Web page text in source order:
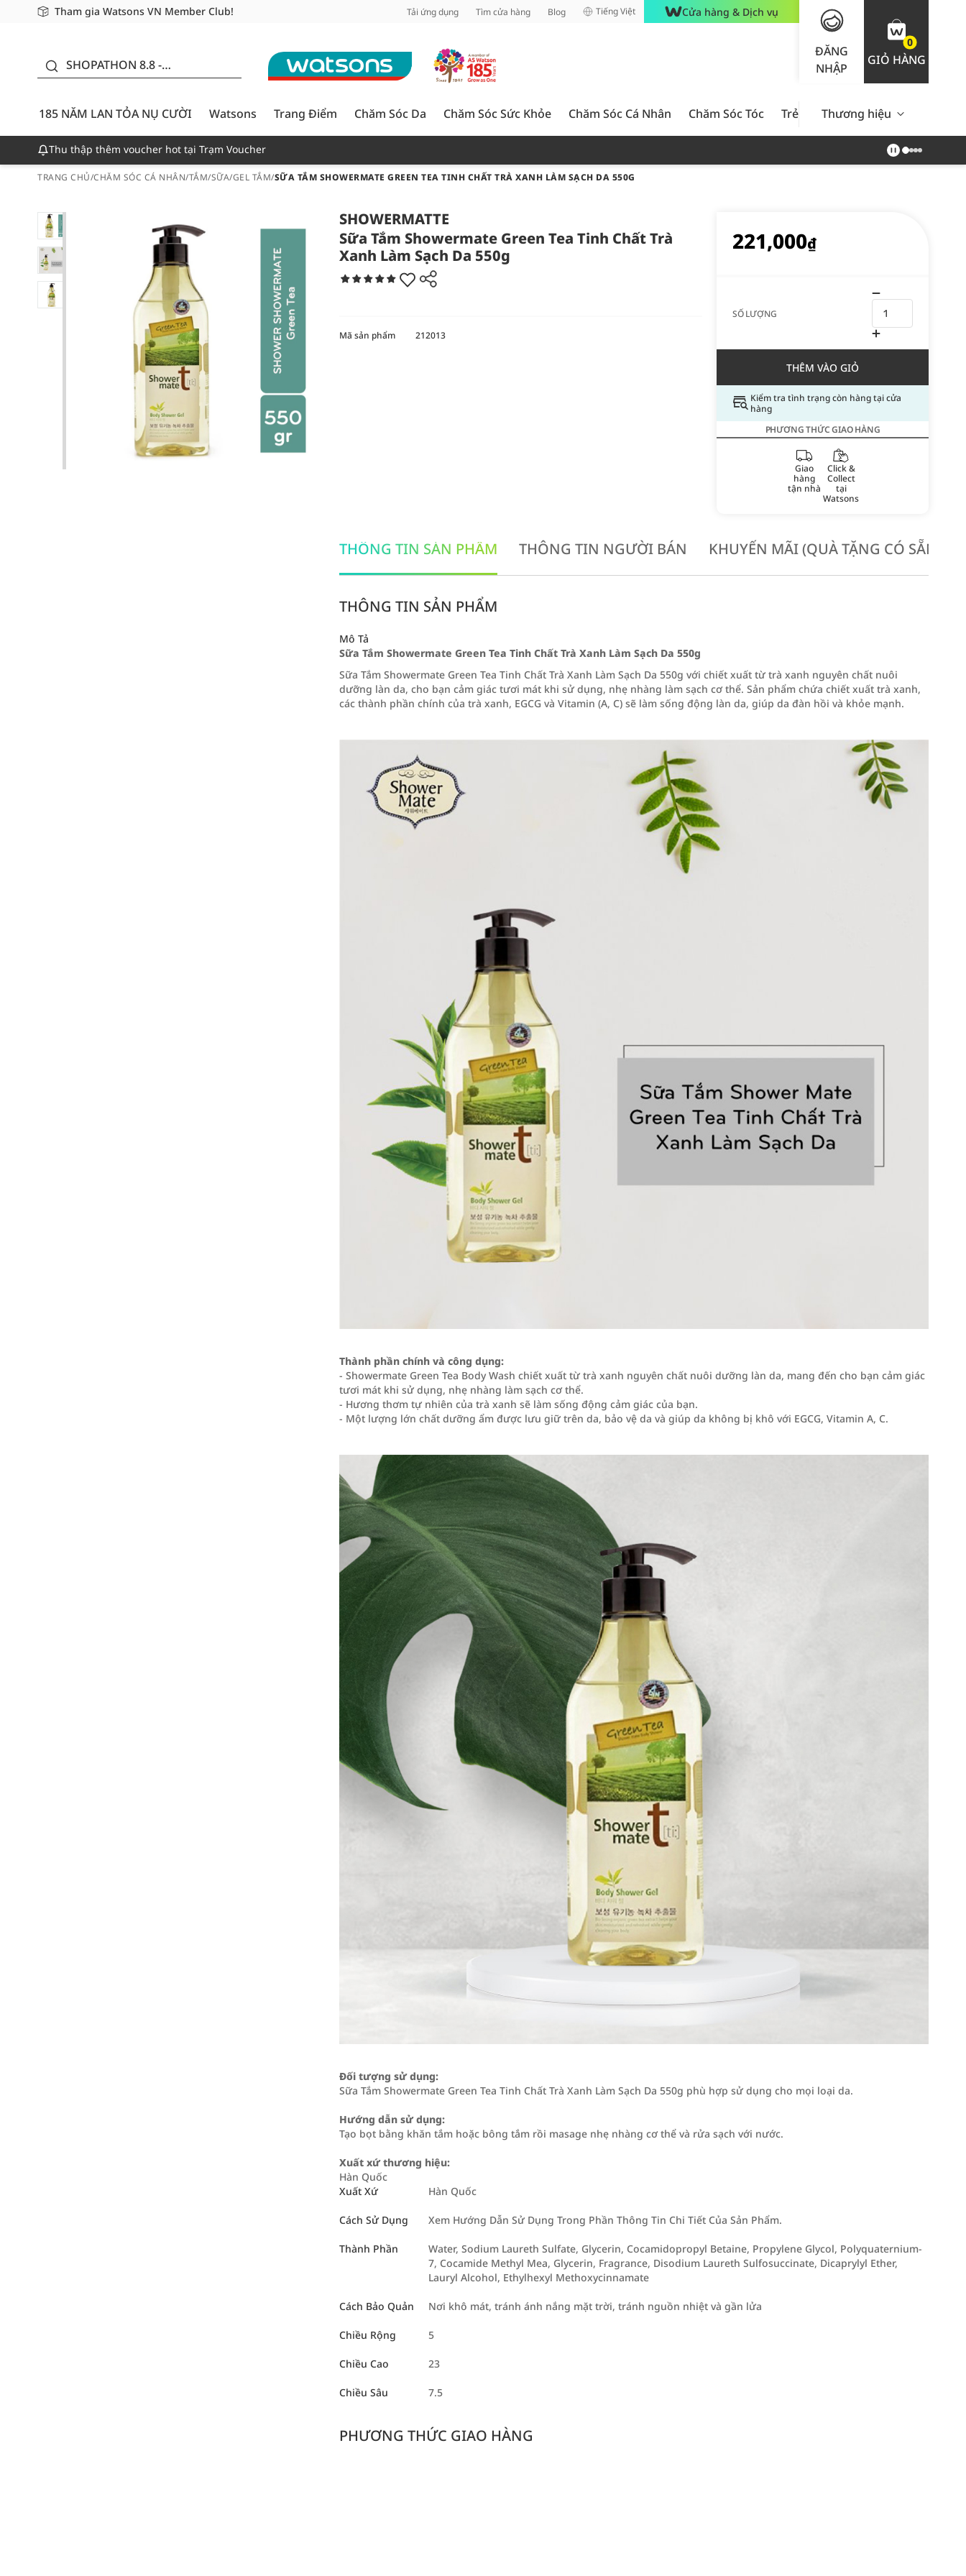
Tham gia Watsons VN Member Club!
Miễn phí giao hàng cho đơn hàng từ 249,000Đ
Giao hàng nhanh 24h - Áp dụng khu vực TP. Hồ Chí Minh Tải ứng dụng Tìm cửa hàng Blog Tiếng Việt Cửa hàng & Dịch vụ
ĐĂNG
NHẬP
0
GIỎ HÀNG
SHOPATHON 8.8 -
CƯỜI - GIẢM ĐẾN
50%
185 NĂM LAN TỎA NỤ CƯỜI
Watsons Trang Điểm Chăm Sóc Da Chăm Sóc Sức Khỏe Chăm Sóc Cá Nhân Chăm Sóc Tóc Trẻ Em Nam Giới Chăm Sóc
Thương hiệu
Thu thập thêm voucher hot tại Trạm Voucher
TRANG CHỦ/CHĂM SÓC CÁ NHÂN/TẮM/SỮA/GEL TẮM/SỮA TẮM SHOWERMATE GREEN TEA TINH CHẤT TRÀ XANH LÀM SẠCH DA 550G
SHOWERMATTE
Sữa Tắm Showermate Green Tea Tinh Chất Trà
Xanh Làm Sạch Da 550g
221,000₫
SỐ LƯỢNG
THÊM VÀO GIỎ
Kiểm tra tình trạng còn hàng tại cửa
hàng
PHƯƠNG THỨC GIAO HÀNG
Giao
hàng
tận nhà
Click &
Collect
tại
Watsons
Mã sản phẩm 212013
THÔNG TIN SẢN PHẨM THÔNG TIN NGƯỜI BÁN KHUYẾN MÃI (QUÀ TẶNG CÓ SẴN
THÔNG TIN SẢN PHẨM
Mô Tả
Sữa Tắm Showermate Green Tea Tinh Chất Trà Xanh Làm Sạch Da 550g
Sữa Tắm Showermate Green Tea Tinh Chất Trà Xanh Làm Sạch Da 550g với chiết xuất từ trà xanh nguyên chất nuôi
dưỡng làn da, cho bạn cảm giác tươi mát khi sử dụng, nhẹ nhàng làm sạch cơ thể. Sản phẩm chứa chiết xuất trà xanh,
các thành phần chính của trà xanh, EGCG và Vitamin (A, C) sẽ làm sống động làn da, giúp da đàn hồi và khỏe mạnh.
Thành phần chính và công dụng:
- Showermate Green Tea Body Wash chiết xuất từ trà xanh nguyên chất nuôi dưỡng làn da, mang đến cho bạn cảm giác
tươi mát khi sử dụng, nhẹ nhàng làm sạch cơ thể.
- Hương thơm tự nhiên của trà xanh sẽ làm sống động cảm giác của bạn.
- Một lượng lớn chất dưỡng ẩm được lưu giữ trên da, bảo vệ da và giúp da không bị khô với EGCG, Vitamin A, C.
Đối tượng sử dụng:
Sữa Tắm Showermate Green Tea Tinh Chất Trà Xanh Làm Sạch Da 550g phù hợp sử dụng cho mọi loại da.
Hướng dẫn sử dụng:
Tạo bọt bằng khăn tắm hoặc bông tắm rồi masage nhẹ nhàng cơ thể và rửa sạch với nước.
Xuất xứ thương hiệu:
Hàn Quốc
Xuất Xứ
Hàn Quốc
Cách Sử Dụng Xem Hướng Dẫn Sử Dụng Trong Phần Thông Tin Chi Tiết Của Sản Phẩm.
Thành Phần
Water, Sodium Laureth Sulfate, Glycerin, Cocamidopropyl Betaine, Propylene Glycol, Polyquaternium-
7, Cocamide Methyl Mea, Glycerin, Fragrance, Disodium Laureth Sulfosuccinate, Dicaprylyl Ether,
Lauryl Alcohol, Ethylhexyl Methoxycinnamate
Cách Bảo Quản Nơi khô mát, tránh ánh nắng mặt trời, tránh nguồn nhiệt và gần lửa
Chiều Rộng 5
Chiều Cao 23
Chiều Sâu 7.5
PHƯƠNG THỨC GIAO HÀNG